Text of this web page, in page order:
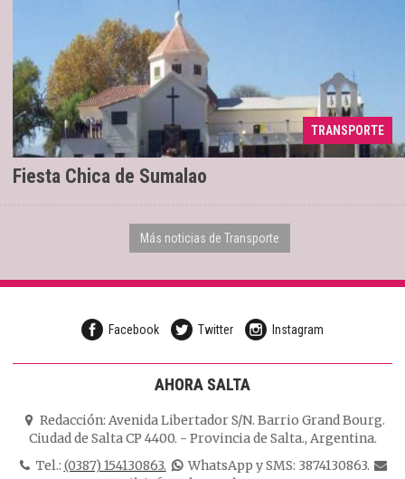
TRANSPORTE
Fiesta Chica de Sumalao
16/05/2024 Servicios de SAETA para el domingo
Más noticias de Transporte
Facebook Twitter Instagram
AHORA SALTA
Redacción: Avenida Libertador S/N. Barrio Grand Bourg.
Ciudad de Salta CP 4400. - Provincia de Salta., Argentina.
Tel.: (0387) 154130863.
WhatsApp y SMS: 3874130863.